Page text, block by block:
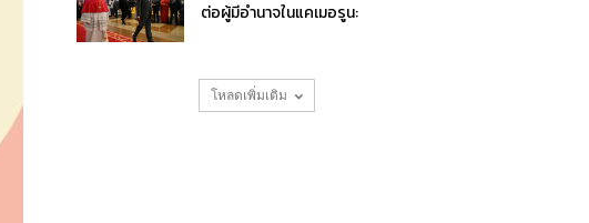
ต่อผู้มีอำนาจในแคเมอรูน:
โหลดเพิ่มเติม